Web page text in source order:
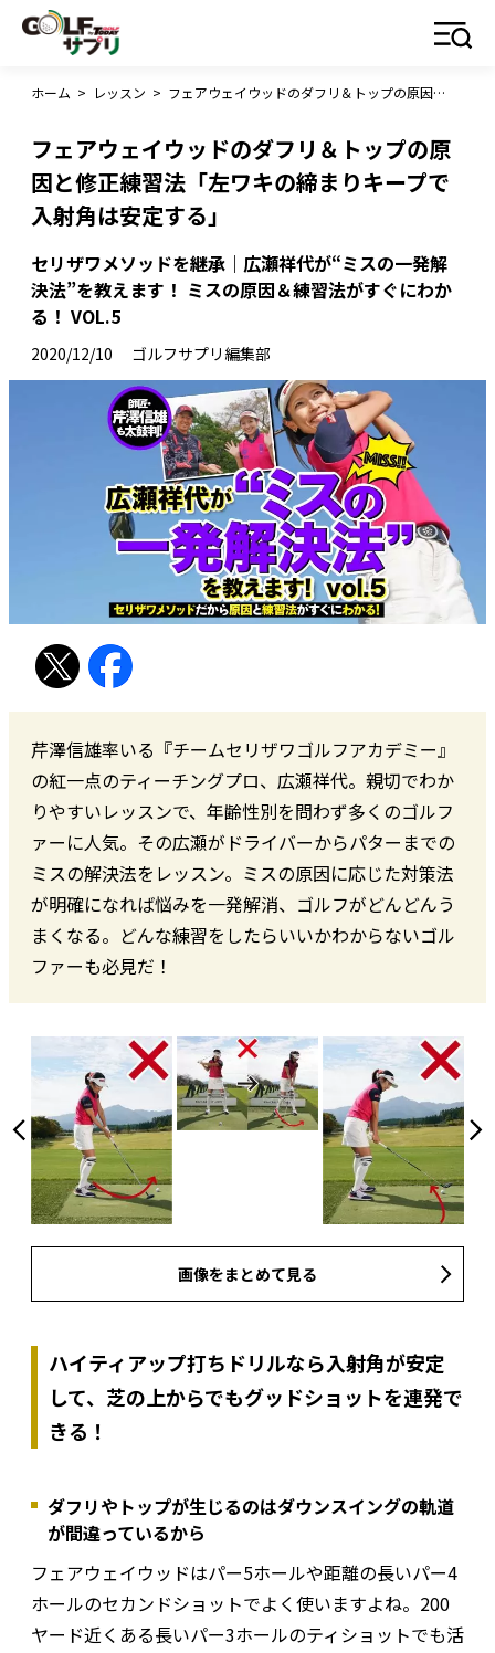
ホーム > レッスン > フェアウェイウッドのダフリ＆トップの原因と修正練習法「左ワキの締まりキープで入射角は安定する」
フェアウェイウッドのダフリ＆トップの原
因と修正練習法「左ワキの締まりキープで
入射角は安定する」
セリザワメソッドを継承｜広瀬祥代が“ミスの一発解
決法”を教えます！ ミスの原因＆練習法がすぐにわか
る！ VOL.5
2020/12/10 ゴルフサプリ編集部
芹澤信雄率いる『チームセリザワゴルフアカデミー』
の紅一点のティーチングプロ、広瀬祥代。親切でわか
りやすいレッスンで、年齢性別を問わず多くのゴルフ
ァーに人気。その広瀬がドライバーからパターまでの
ミスの解決法をレッスン。ミスの原因に応じた対策法
が明確になれば悩みを一発解消、ゴルフがどんどんう
まくなる。どんな練習をしたらいいかわからないゴル
ファーも必見だ！
画像をまとめて見る
ハイティアップ打ちドリルなら入射角が安定
して、芝の上からでもグッドショットを連発で
きる！
ダフリやトップが生じるのはダウンスイングの軌道
が間違っているから
フェアウェイウッドはパー5ホールや距離の長いパー4
ホールのセカンドショットでよく使いますよね。200
ヤード近くある長いパー3ホールのティショットでも活